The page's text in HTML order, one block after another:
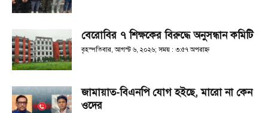
বেরোবির ৭ শিক্ষকের বিরুদ্ধে অনুসন্ধান কমিটি
বৃহস্পতিবার, আগস্ট ৬, ২০২৬; সময় : ৩:৫৭ অপরাহ্ণ
জামায়াত-বিএনপি যোগ হইছে, মারো না কেন
ওদের